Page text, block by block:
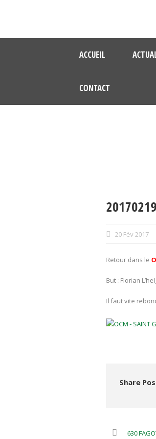
ACCUEIL
CONTACT
20 Fév 2017
Retour dans le
But : Florian
Il faut vite
Share
630